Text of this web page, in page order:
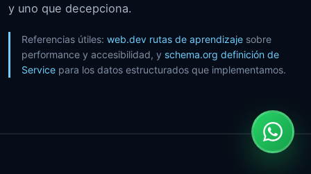
y uno que decepciona.
Referencias útiles: web.dev rutas de aprendizaje sobre
performance y accesibilidad, y schema.org definición de
Service para los datos estructurados que implementamos.